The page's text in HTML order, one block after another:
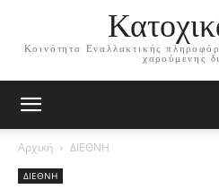
Κοινότητα Εναλλακτικής
χαρούμενης
Αρχική ΔΙΕΘΝΗ
ΔΙΕΘΝΗ